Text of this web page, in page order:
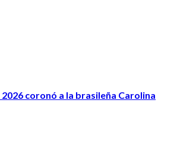
coronó a la brasileña Carolina